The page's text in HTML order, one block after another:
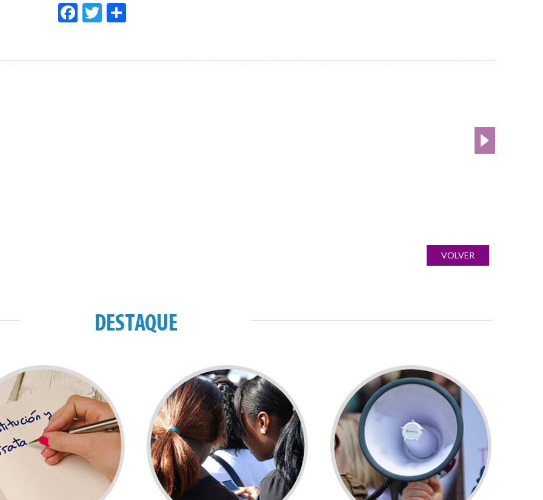
Facebook
Twitter
Share
VOLVER
DESTAQUE